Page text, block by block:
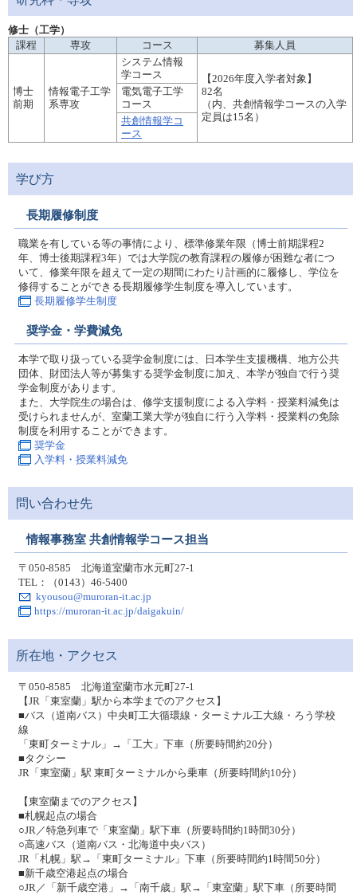
修士（工学）
課程
専攻 コース 募集人員
博士
前期
情報電子工学
系専攻
システム情報
学コース
【2026年度入学者対象】
82名
（内、共創情報学コースの入学
定員は15名）
電気電子工学
コース
共創情報学コ
ース
学び方
長期履修制度
職業を有している等の事情により、標準修業年限（博士前期課程2
年、博士後期課程3年）では大学院の教育課程の履修が困難な者につ
いて、修業年限を超えて一定の期間にわたり計画的に履修し、学位を
修得することができる長期履修学生制度を導入しています。
長期履修学生制度
奨学金・学費減免
本学で取り扱っている奨学金制度には、日本学生支援機構、地方公共
団体、財団法人等が募集する奨学金制度に加え、本学が独自で行う奨
学金制度があります。
また、大学院生の場合は、修学支援制度による入学料・授業料減免は
受けられませんが、室蘭工業大学が独自に行う入学料・授業料の免除
制度を利用することができます。
奨学金
入学料・授業料減免
問い合わせ先
情報事務室 共創情報学コース担当
〒050-8585 北海道室蘭市水元町27-1
TEL：（0143）46-5400
kyousou@muroran-it.ac.jp
https://muroran-it.ac.jp/daigakuin/
所在地・アクセス
〒050-8585 北海道室蘭市水元町27-1
【JR「東室蘭」駅から本学までのアクセス】
■バス（道南バス）中央町工大循環線・ターミナル工大線・ろう学校
線
「東町ターミナル」→「工大」下車（所要時間約20分）
■タクシー
JR「東室蘭」駅 東町ターミナルから乗車（所要時間約10分）
【東室蘭までのアクセス】
■札幌起点の場合
○JR／特急列車で「東室蘭」駅下車（所要時間約1時間30分）
○高速バス（道南バス・北海道中央バス）
JR「札幌」駅→「東町ターミナル」下車（所要時間約1時間50分）
■新千歳空港起点の場合
○JR／「新千歳空港」→「南千歳」駅→「東室蘭」駅下車（所要時間